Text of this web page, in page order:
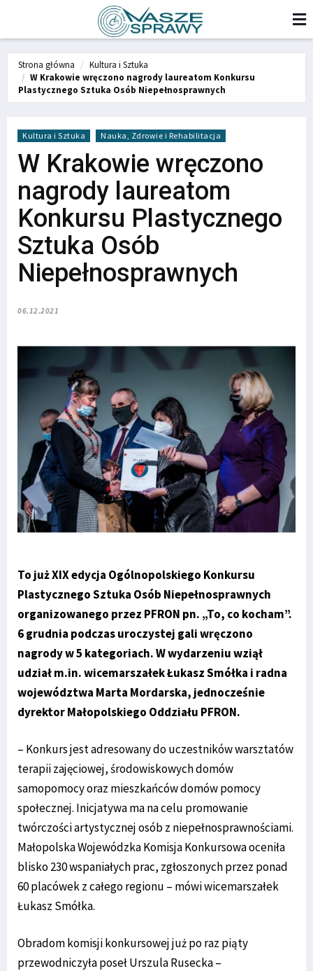
Strona główna
Kultura i Sztuka
W Krakowie wręczono nagrody laureatom Konkursu
Plastycznego Sztuka Osób Niepełnosprawnych
Kultura i Sztuka Nauka, Zdrowie i Rehabilitacja
W Krakowie wręczono
nagrody laureatom
Konkursu Plastycznego
Sztuka Osób
Niepełnosprawnych
06.12.2021
To już XIX edycja Ogólnopolskiego Konkursu
Plastycznego Sztuka Osób Niepełnosprawnych
organizowanego przez PFRON pn. „To, co kocham”.
6 grudnia podczas uroczystej gali wręczono
nagrody w 5 kategoriach. W wydarzeniu wziął
udział m.in. wicemarszałek Łukasz Smółka i radna
województwa Marta Mordarska, jednocześnie
dyrektor Małopolskiego Oddziału PFRON.
– Konkurs jest adresowany do uczestników warsztatów
terapii zajęciowej, środowiskowych domów
samopomocy oraz mieszkańców domów pomocy
społecznej. Inicjatywa ma na celu promowanie
twórczości artystycznej osób z niepełnosprawnościami.
Małopolska Wojewódzka Komisja Konkursowa oceniła
blisko 230 wspaniałych prac, zgłoszonych przez ponad
60 placówek z całego regionu – mówi wicemarszałek
Łukasz Smółka.
Obradom komisji konkursowej już po raz piąty
przewodniczyła poseł Urszula Rusecka –